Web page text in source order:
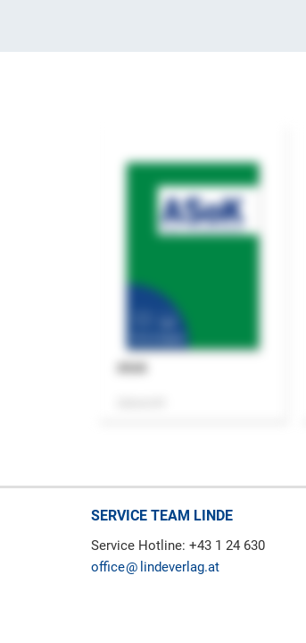
SERVICE TEAM LINDE
Service Hotline: +43 1 24 630
office
lindeverlag.at